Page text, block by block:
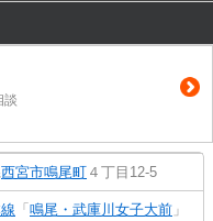
談
西宮市鳴尾町 ４丁目12-5
「 鳴尾・武庫川女子大前 」